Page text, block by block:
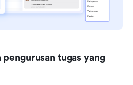
pengurusan tugas yang